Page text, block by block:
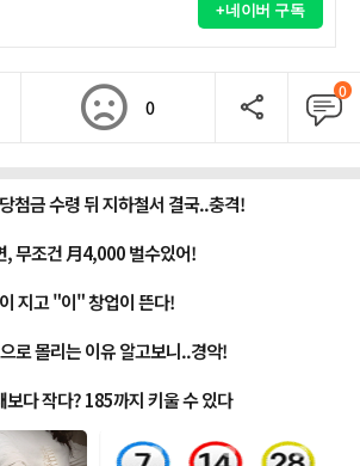
+네이버 구독
0
0